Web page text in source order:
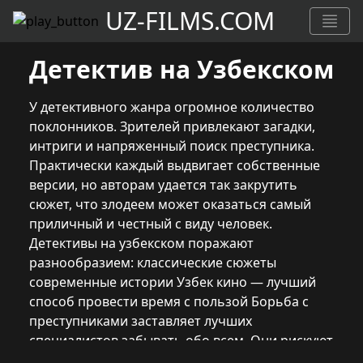
UZ-FILMS.COM
Детектив на Узбекском
У детективного жанра огромное количество
поклонников. Зрителей привлекают загадки,
интриги и напряженный поиск преступника.
Практически каждый выдвигает собственные
версии, но авторам удается так закрутить
сюжет, что злодеем может оказаться самый
приличный и честный с виду человек.
Детективы на узбекском поражают
разнообразием: классические сюжеты
современные истории Узбек кино — лучший
способ провести время с пользой Борьба с
преступниками заставляет лучших
специалистов забывать обо всем. Они рискуют